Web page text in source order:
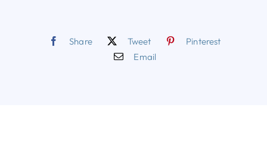
Share Tweet
Pinterest
Email